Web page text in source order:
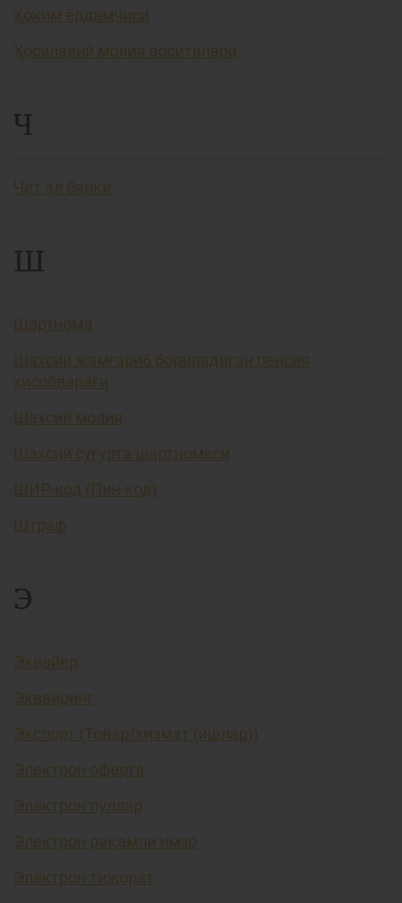
Ҳоким ёрдамчиси
Ҳосилавий молия воситалари
Ч
Чет эл банки
Ш
Шартнома
Шахсий жамғариб бориладиган пенсия
ҳисобварағи
Шахсий молия
Шахсий суғурта шартномаси
ШИР-код (Пин-код)
Штраф
Э
Эквайер
Эквайринг
Экспорт (Товар/хизмат (ишлар))
Электрон оферта
Электрон пуллар
Электрон рақамли имзо
Электрон тижорат